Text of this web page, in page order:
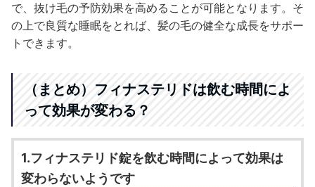
で、抜け毛の予防効果を高めることが可能となります。そ
の上で良質な睡眠をとれば、髪の毛の健全な成長をサポー
トできます。
（まとめ）フィナステリドは飲む時間によ
って効果が変わる？
1.フィナステリド錠を飲む時間によって効果は
変わらないようです